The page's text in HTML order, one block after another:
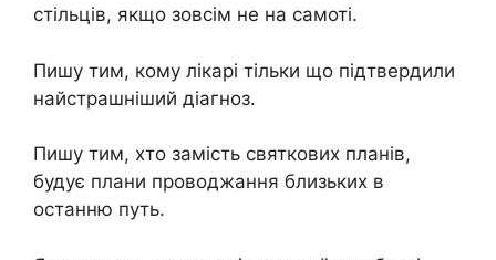
стільців, якщо зовсім не на самоті.
Пишу тим, кому лікарі тільки що підтвердили
найстрашніший діагноз.
Пишу тим, хто замість святкових планів,
будує плани проводжання близьких в
останню путь.